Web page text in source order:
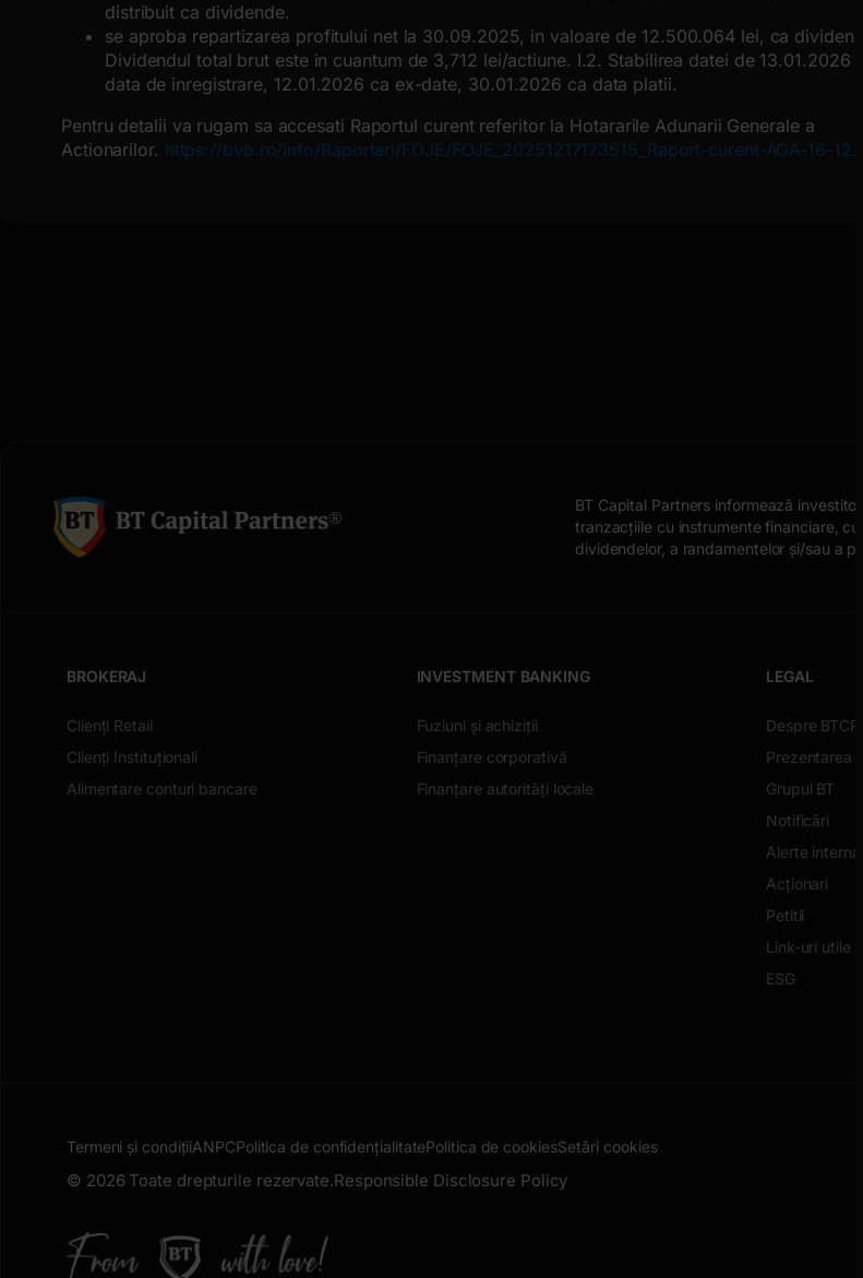
distribuit ca dividende.
se aproba repartizarea profitului net la 30.09.2025, in valoare de 12.500.064 lei, ca
Dividendul total brut este in cuantum de 3,712 lei/actiune. I.2. Stabilirea datei de 13.01.2026
data de inregistrare, 12.01.2026 ca ex-date, 30.01.2026 ca data platii.
Pentru detalii va rugam sa accesati Raportul curent referitor la Hotararile Adunarii Generale a
Actionarilor. https://bvb.ro/info/Raportari/FOJE/FOJE_20251217173515_Raport-curent-AGA-16-
BT Capital Partners informează
tranzacțiile cu instrumente financiare,
dividendelor, a randamentelor și/sau a
BROKERAJ
Clienți Retail
Clienți Instituționali
Alimentare conturi bancare
INVESTMENT BANKING
Fuziuni și achiziții
Finanțare corporativă
Finanțare autorități locale
LEGAL
Despre BTCP
Prezentarea
Grupul BT
Notificări
Alerte
Acționari
Petitii
Link-uri utile
ESG
Termeni și condițiiANPCPolitica de confidențialitatePolitica de cookiesSetări cookies
© 2026 Toate drepturile rezervate.Responsible Disclosure Policy